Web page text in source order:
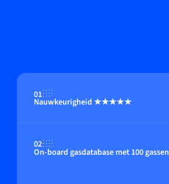
01
Nauwkeurigheid ★★★★★
02
On-board gasdatabase met 100 gassen